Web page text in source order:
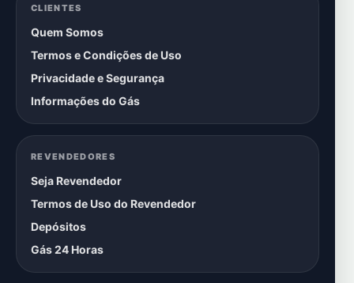
CLIENTES
Quem Somos
Termos e Condições de Uso
Privacidade e Segurança
Informações do Gás
REVENDEDORES
Seja Revendedor
Termos de Uso do Revendedor
Depósitos
Gás 24 Horas